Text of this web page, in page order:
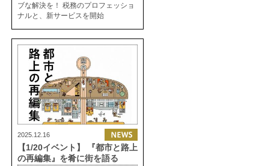
ブな解決を！ 税務のプロフェッショ
ナルと、新サービスを開始
2025.12.16
【1/20イベント】 『都市と路上
の再編集』を肴に街を語る